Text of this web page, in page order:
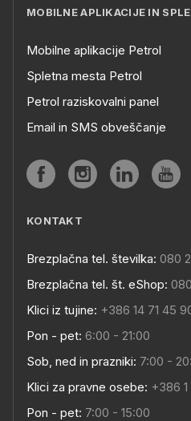
MOBILNE APLIKACIJE IN
Mobilne aplikacije Petrol
Spletna mesta Petrol
Petrol raziskovalni panel
Email in SMS obveščanje
KONTAKT
Brezplačna tel. številka: 080
Brezplačna tel. št. eShop:
Klici iz tujine: +386 14 71 45
Pon - pet: 6:00 - 21:00
Sob, ned in prazniki: 7:00 -
Klici za pravne osebe: +386
Pon - pet: 7:00 - 15:00